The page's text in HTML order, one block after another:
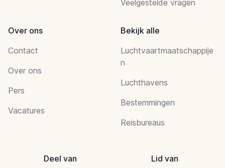
Veelgestelde vragen
Over ons
Contact
Over ons
Pers
Vacatures
Bekijk alle
Luchtvaartmaatschappije
n
Luchthavens
Bestemmingen
Reisbureaus
Deel van Lid van